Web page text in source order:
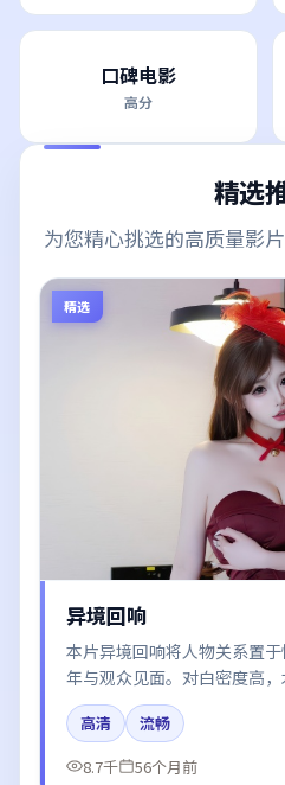
口碑电影
高分
精选
为您精心挑选的高质量影
精选
异境回响
本片异境回响将人物关系置
年与观众见面。对白密度高
战、刘亦菲的台词节奏值得
与冷色调摄影。
高清
流畅
8.7千
56个月前